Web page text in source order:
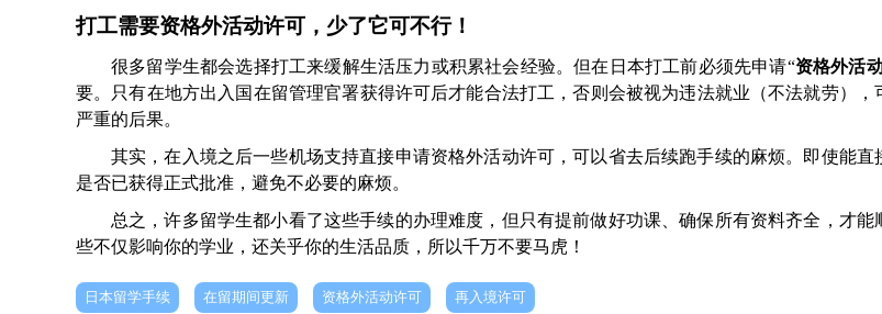
打工需要资格外活动许可，少了它可不行！
很多留学生都会选择打工来缓解生活压力或积累社会经验。但在日本打工前必须先申请“资格外活
要。只有在地方出入国在留管理官署获得许可后才能合法打工，否则会被视为违法就业（不法就劳），
严重的后果。
其实，在入境之后一些机场支持直接申请资格外活动许可，可以省去后续跑手续的麻烦。即使能直
是否已获得正式批准，避免不必要的麻烦。
总之，许多留学生都小看了这些手续的办理难度，但只有提前做好功课、确保所有资料齐全，才能
些不仅影响你的学业，还关乎你的生活品质，所以千万不要马虎！
日本留学手续 在留期间更新 资格外活动许可 再入境许可